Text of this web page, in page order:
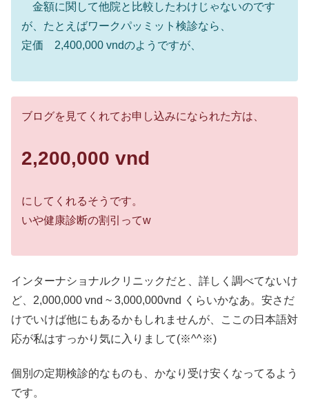
金額に関して他院と比較したわけじゃないのです
が、たとえばワークパッミット検診なら、
定価 2,400,000 vndのようですが、
ブログを見てくれてお申し込みになられた方は、
2,200,000 vnd
にしてくれるそうです。
いや健康診断の割引ってw
インターナショナルクリニックだと、詳しく調べてないけ
ど、2,000,000 vnd ~ 3,000,000vnd くらいかなあ。安さだ
けでいけば他にもあるかもしれませんが、ここの日本語対
応が私はすっかり気に入りまして(※^^※)
個別の定期検診的なものも、かなり受け安くなってるよう
です。